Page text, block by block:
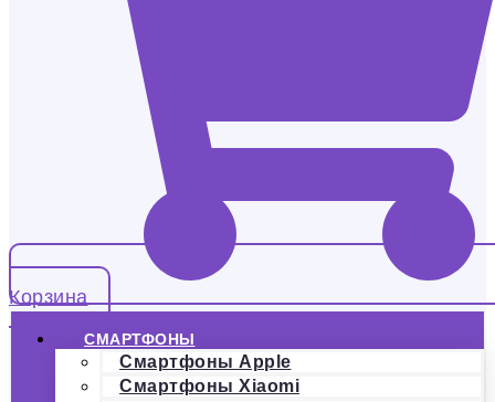
Корзина
СМАРТФОНЫ
Смартфоны Apple
Смартфоны Xiaomi